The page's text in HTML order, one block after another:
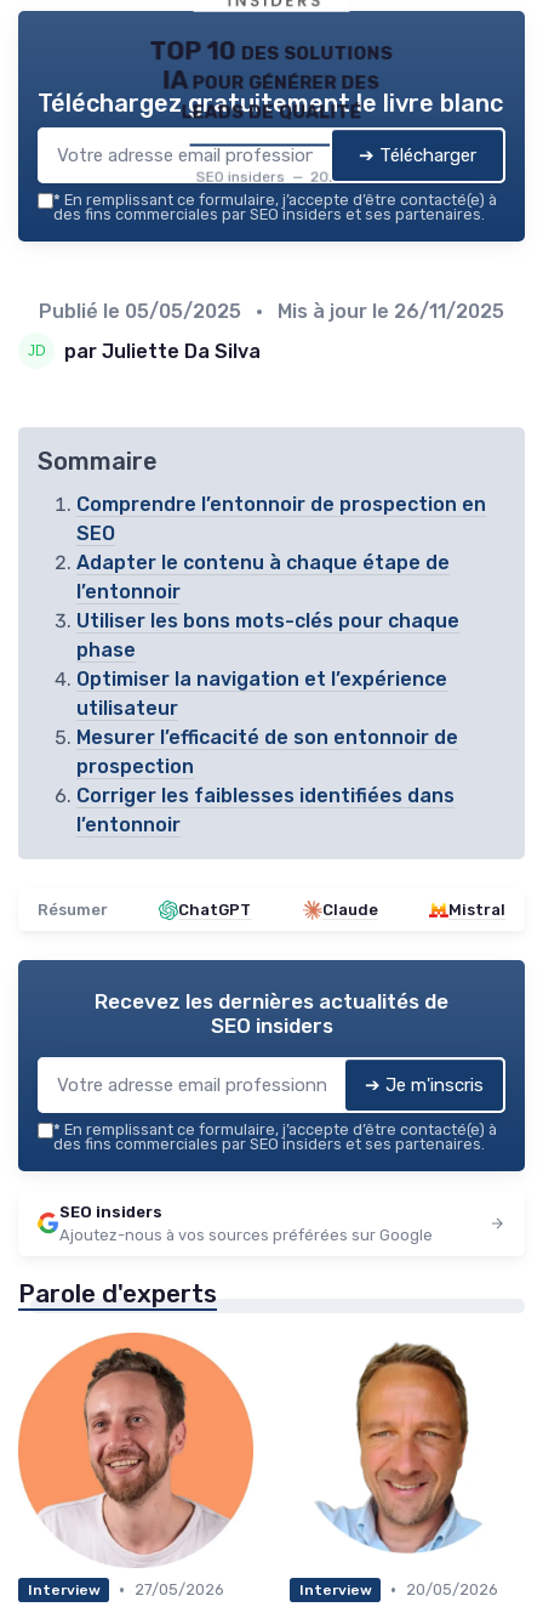
TOP 10 des solutions
IA pour générer des
leads de qualité
SEO insiders — 2026
Téléchargez gratuitement le livre blanc
➔ Télécharger
* En remplissant ce formulaire, j’accepte d’être contacté(e) à
des fins commerciales par SEO insiders et ses partenaires.
Publié le 05/05/2025 • Mis à jour le 26/11/2025
par Juliette Da Silva
Sommaire
Comprendre l’entonnoir de prospection en
SEO
Adapter le contenu à chaque étape de
l’entonnoir
Utiliser les bons mots-clés pour chaque
phase
Optimiser la navigation et l’expérience
utilisateur
Mesurer l’efficacité de son entonnoir de
prospection
Corriger les faiblesses identifiées dans
l’entonnoir
Résumer ChatGPT Claude Mistral
Recevez les dernières actualités de
SEO insiders
➔ Je m'inscris
* En remplissant ce formulaire, j’accepte d’être contacté(e) à
des fins commerciales par SEO insiders et ses partenaires.
SEO insiders
Ajoutez-nous à vos sources préférées sur Google
Parole d'experts
Interview • 27/05/2026 Interview • 20/05/2026